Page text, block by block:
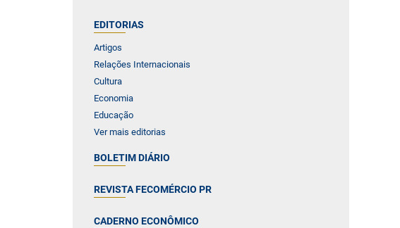
EDITORIAS
Artigos
Relações Internacionais
Cultura
Economia
Educação
Ver mais editorias
BOLETIM DIÁRIO
REVISTA FECOMÉRCIO PR
CADERNO ECONÔMICO